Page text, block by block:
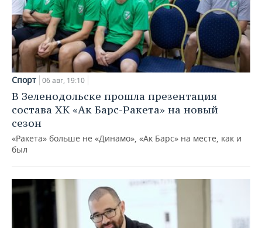
Спорт 06 авг, 19:10
В Зеленодольске прошла презентация
состава ХК «Ак Барс-Ракета» на новый
сезон
«Ракета» больше не «Динамо», «Ак Барс» на месте, как и
был